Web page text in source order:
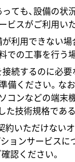
ても、設備の状
ビスがご利用い
利用できない場
での工事を行う
続するのに必
備ください。な
コンなどの端末
技術規格であ
約いただけない
ョンサービスに
認ください。